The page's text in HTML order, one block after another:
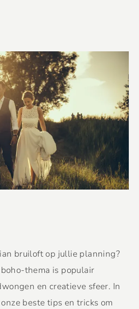
bruiloft op jullie planning?
thema is populair
en creatieve sfeer. In
beste tips en tricks om